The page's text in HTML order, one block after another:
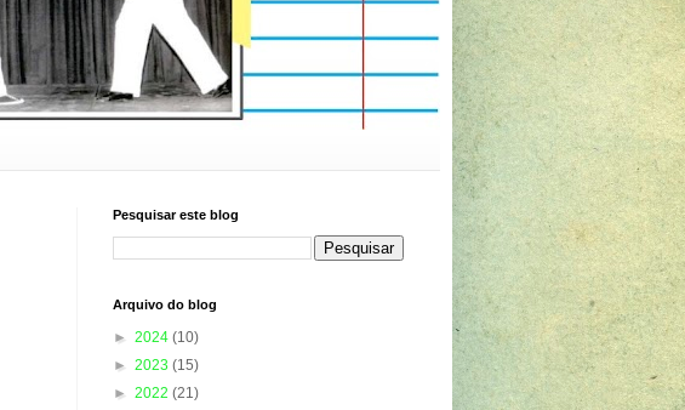
Pesquisar este blog
Arquivo do blog
► 2024 (10)
► 2023 (15)
► 2022 (21)